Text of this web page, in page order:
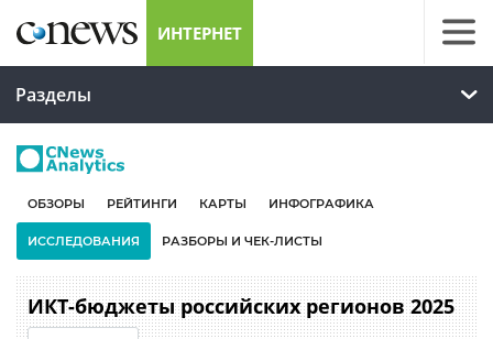
ИНТЕРНЕТ
Разделы
ОБЗОРЫ РЕЙТИНГИ КАРТЫ ИНФОГРАФИКА
ИССЛЕДОВАНИЯ РАЗБОРЫ И ЧЕК-ЛИСТЫ
ИКТ-бюджеты российских регионов 2025